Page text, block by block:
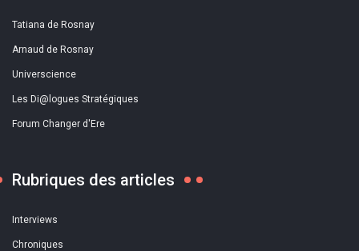
Tatiana de Rosnay
Arnaud de Rosnay
Universcience
Les Di@logues Stratégiques
Forum Changer d'Ere
Rubriques des articles
Interviews
Chroniques